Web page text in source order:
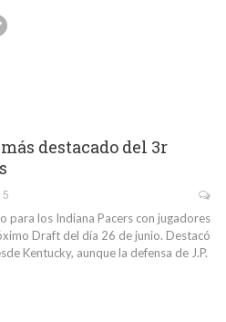
destacado del 3r
para los Indiana Pacers con jugadores
Draft del día 26 de junio. Destacó
Kentucky, aunque la defensa de J.P.